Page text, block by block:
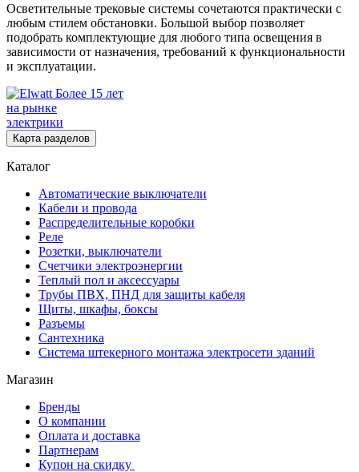
Осветительные трековые системы сочетаются практически с
любым стилем обстановки. Большой выбор позволяет
подобрать комплектующие для любого типа освещения в
зависимости от назначения, требований к функциональности
и эксплуатации.
Более 15 лет
на рынке
электрики
Карта разделов
Каталог
Автоматические выключатели
Кабели и провода
Распределительные коробки
Реле
Розетки, выключатели
Счетчики электроэнергии
Теплый пол и аксессуары
Трубы ПВХ, ПНД для защиты кабеля
Щиты, шкафы, боксы
Разъемы
Сантехника
Система штекерного монтажа электросети зданий
Магазин
Бренды
О компании
Оплата и доставка
Партнерам
Купон на скидку